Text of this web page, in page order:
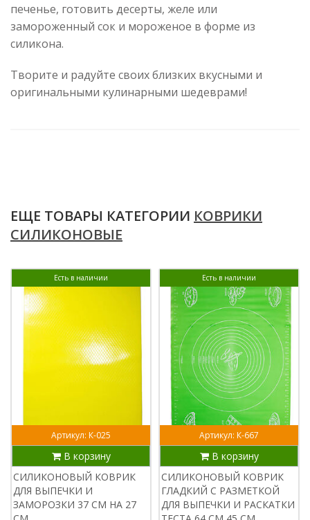
печенье, готовить десерты, желе или
замороженный сок и мороженое в форме из
силикона.
Творите и радуйте своих близких вкусными и
оригинальными кулинарными шедеврами!
ЕЩЕ ТОВАРЫ КАТЕГОРИИ КОВРИКИ
СИЛИКОНОВЫЕ
Есть в наличии
Артикул: К-025
В корзину
СИЛИКОНОВЫЙ КОВРИК
ДЛЯ ВЫПЕЧКИ И
ЗАМОРОЗКИ 37 СМ НА 27
Есть в наличии
Артикул: К-667
В корзину
СИЛИКОНОВЫЙ КОВРИК
ГЛАДКИЙ С РАЗМЕТКОЙ
ДЛЯ ВЫПЕЧКИ И РАСКАТКИ